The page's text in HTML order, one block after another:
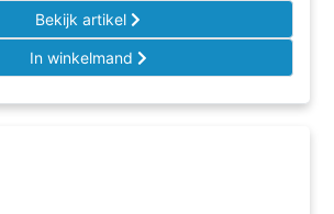
Bekijk artikel
In winkelmand